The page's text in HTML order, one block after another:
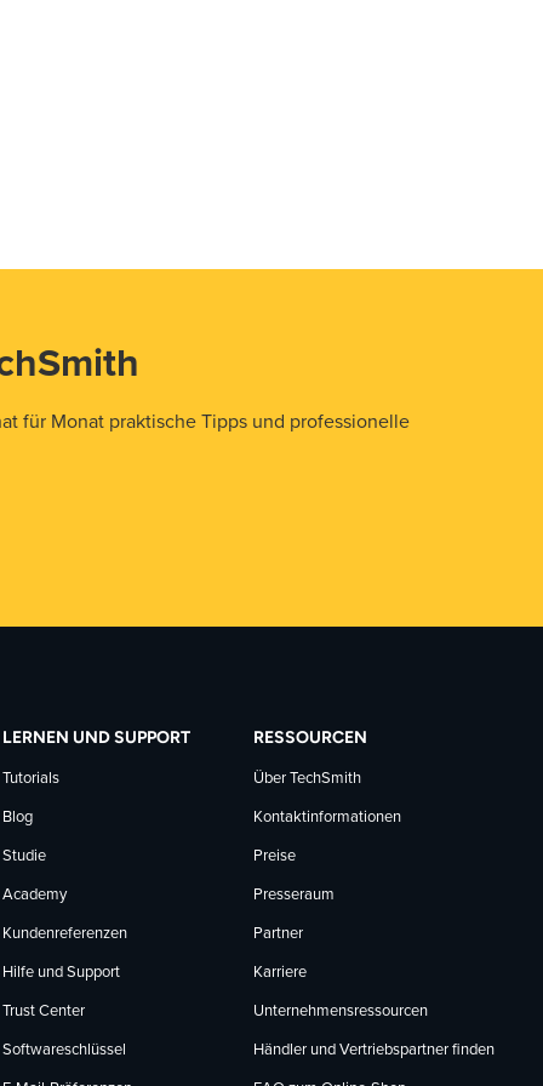
für Monat praktische Tipps und professionelle
LERNEN UND SUPPORT
Tutorials
Blog
Studie
Academy
Kundenreferenzen
Hilfe und Support
Trust Center
Softwareschlüssel
RESSOURCEN
Über TechSmith
Kontaktinformationen
Preise
Presseraum
Partner
Karriere
Unternehmensressourcen
Händler und Vertriebspartner finden